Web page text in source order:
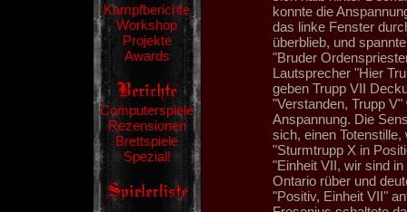
Kampfberichte
Workshop
Projekte
Awards
Computerspiele
Rezensionen
Brettspiele
Spezial!
konnte die
das linke Fenster
überblieb, und
"Bruder
Lautsprecher "Hier
geben Trupp VII
"Verstanden, Trupp
Anspannung. Die
sich, einen
"Sturmtrupp X in
"Einheit VII, wir sind
Ontario rüber und
"Positiv, Einheit VII"